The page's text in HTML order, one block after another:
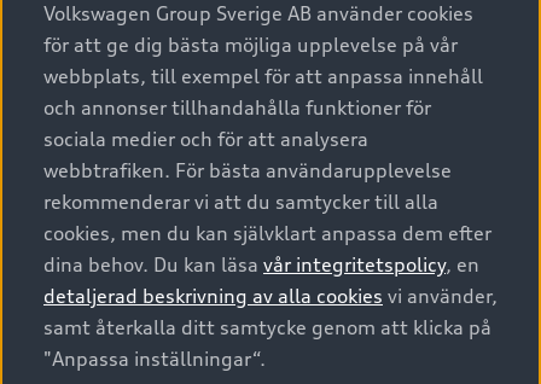
A6 modellerna
SUV
Avant
Audi Sport
Privatleasing
Nya bilar i lager
Begagnade bilar i lager
Audi approved :plus - så gott som nya
Finansiering
Audi exclusive
Provkörning
Service & tillbehör
Audi digital services
Originaltillbehör - köp online
Garantier
Försäkring
Digitala manualer för din Audi
Audi Collection – livsstilsartiklar
Vanliga frågor
Tjänstebil
Tjänstebil
Business lease online
Företagsleasing
Om Audi Sverige
Kontakta oss
Audi Återförsäljare/-serviceverkstad
myAudi
Pressmeddelanden
© 2026 AUDI SVERIGE. All Rights Reserved.
Utgivare Juridiskt
Juridiskt Audi AG
Juridiskt Audi Digital Giveaway
Volkswagen Group Sverige AB använder cookies
för att ge dig bästa möjliga upplevelse på vår
webbplats, till exempel för att anpassa innehåll
och annonser tillhandahålla funktioner för
sociala medier och för att analysera
webbtrafiken. För bästa användarupplevelse
rekommenderar vi att du samtycker till alla
cookies, men du kan självklart anpassa dem efter
dina behov. Du kan läsa vår integritetspolicy, en
detaljerad beskrivning av alla cookies vi använder,
samt återkalla ditt samtycke genom att klicka på
"Anpassa inställningar“.